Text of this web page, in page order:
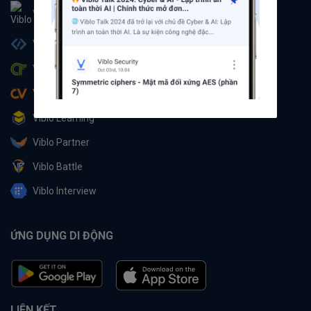
Viblo
Viblo Code
Viblo CTF
Viblo CV
Viblo Learning
Viblo Partner
Viblo Battle
Viblo Interview
ỨNG DỤNG DI ĐỘNG